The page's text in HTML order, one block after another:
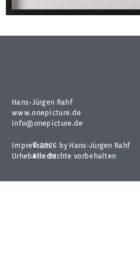
Hans-Jürgen Rahf
www.onepicture.de
info@onepicture.de
Impressum
Urheberrecht
© 2026 by Hans-Jürgen Rahf
Alle Rechte vorbehalten